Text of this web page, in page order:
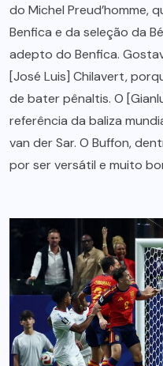
do Michel Preud’homme,
Benfica e da seleção da
adepto do Benfica.
[José Luis] Chilavert,
de bater pênaltis. O
referência da baliza
van der Sar. O Buffon,
por ser versátil e muito